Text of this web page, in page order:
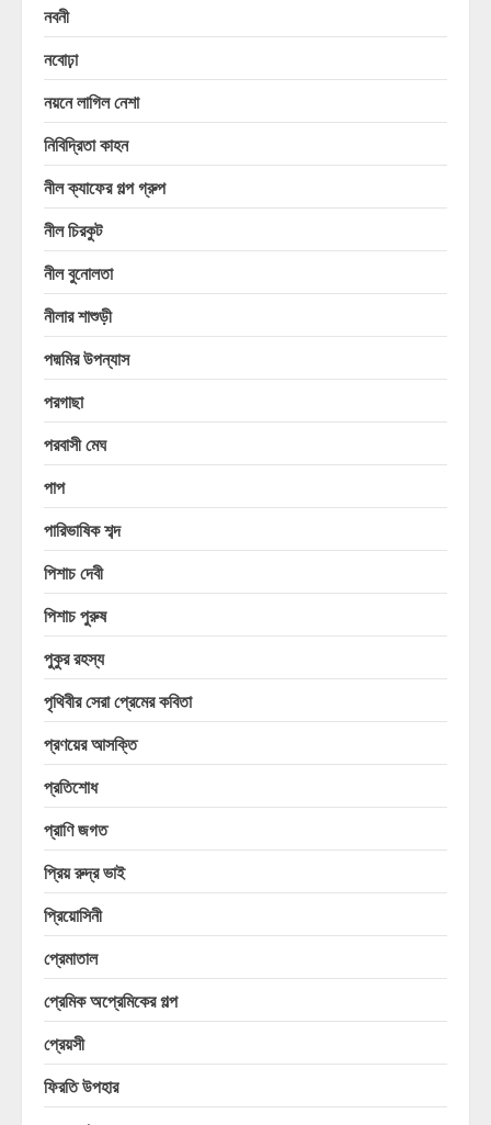
নবনী
নবোঢ়া
নয়নে লাগিল নেশা
নিবিদ্রিতা কাহন
নীল ক্যাফের গল্প গ্রুপ
নীল চিরকুট
নীল বুনোলতা
নীলার শাশুড়ী
পদ্মমির উপন্যাস
পরগাছা
পরবাসী মেঘ
পাপ
পারিভাষিক শব্দ
পিশাচ দেবী
পিশাচ পুরুষ
পুকুর রহস্য
পৃথিবীর সেরা প্রেমের কবিতা
প্রণয়ের আসক্তি
প্রতিশোধ
প্রাণি জগত
প্রিয় রুদ্র ভাই
প্রিয়োসিনী
প্রেমাতাল
প্রেমিক অপ্রেমিকের গল্প
প্রেয়সী
ফিরতি উপহার